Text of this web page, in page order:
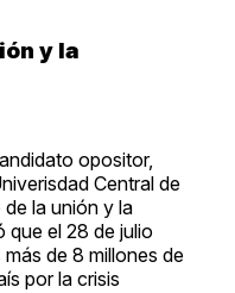
y la
opositor,
Central de
la unión y la
que el 28 de julio
de 8 millones de
por la crisis